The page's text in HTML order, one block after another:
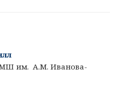
им. А.М. Иванова-